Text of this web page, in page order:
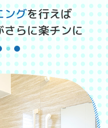
ングを行えば
らに楽チンに